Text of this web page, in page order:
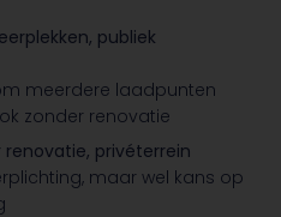
publiek
meerdere laadpunten
zonder renovatie
privéterrein
maar wel kans op